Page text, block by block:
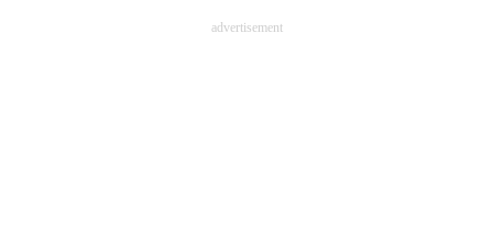
advertisement